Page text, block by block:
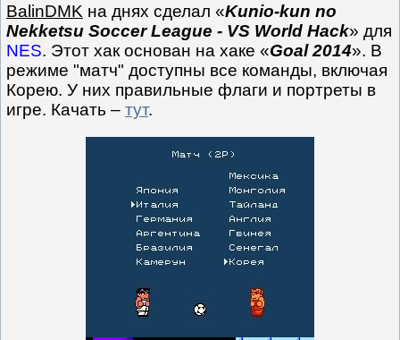
BalinDMK на днях сделал «Kunio-kun no
Nekketsu Soccer League - VS World Hack» для
NES. Этот хак основан на хаке «Goal 2014». В
режиме "матч" доступны все команды, включая
Корею. У них правильные флаги и портреты в
игре. Качать – тут.